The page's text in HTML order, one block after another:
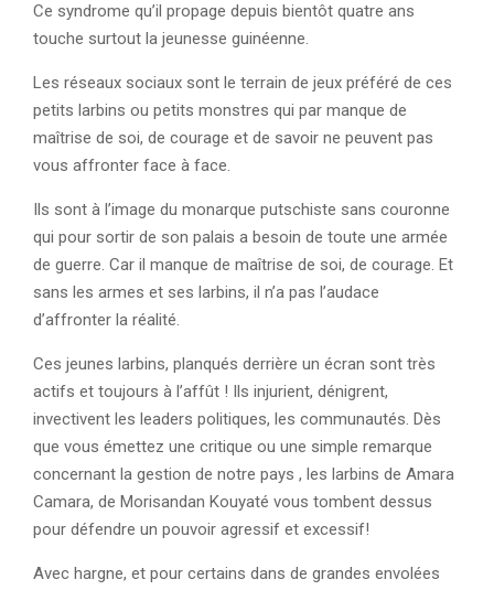
Ce syndrome qu’il propage depuis bientôt quatre ans
touche surtout la jeunesse guinéenne.
Les réseaux sociaux sont le terrain de jeux préféré de ces
petits larbins ou petits monstres qui par manque de
maîtrise de soi, de courage et de savoir ne peuvent pas
vous affronter face à face.
Ils sont à l’image du monarque putschiste sans couronne
qui pour sortir de son palais a besoin de toute une armée
de guerre. Car il manque de maîtrise de soi, de courage. Et
sans les armes et ses larbins, il n’a pas l’audace
d’affronter la réalité.
Ces jeunes larbins, planqués derrière un écran sont très
actifs et toujours à l’affût ! Ils injurient, dénigrent,
invectivent les leaders politiques, les communautés. Dès
que vous émettez une critique ou une simple remarque
concernant la gestion de notre pays , les larbins de Amara
Camara, de Morisandan Kouyaté vous tombent dessus
pour défendre un pouvoir agressif et excessif!
Avec hargne, et pour certains dans de grandes envolées